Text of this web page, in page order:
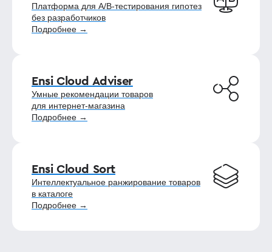
Платформа для A/B-тестирования гипотез
без разработчиков
Подробнее →
Ensi Cloud Adviser
Умные рекомендации товаров
для интернет-магазина
Подробнее →
Ensi Cloud Sort
Интеллектуальное ранжирование товаров
в каталоге
Подробнее →